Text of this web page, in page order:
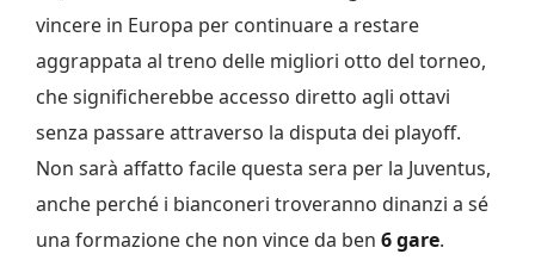
vincere in Europa per continuare a restare
aggrappata al treno delle migliori otto del torneo,
che significherebbe accesso diretto agli ottavi
senza passare attraverso la disputa dei playoff.
Non sarà affatto facile questa sera per la Juventus,
anche perché i bianconeri troveranno dinanzi a sé
una formazione che non vince da ben 6 gare.